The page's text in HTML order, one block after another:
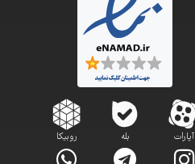
آپارات بله روبیکا